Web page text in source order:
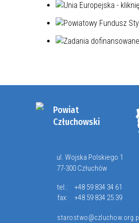
Powiat
Człuchowski
ul. Wojska Polskiego 1
77-300 Człuchów
tel.:
+48 59 834 34 61
fax:
+48 59 834 25 39
starostwo@czluchow.org.pl